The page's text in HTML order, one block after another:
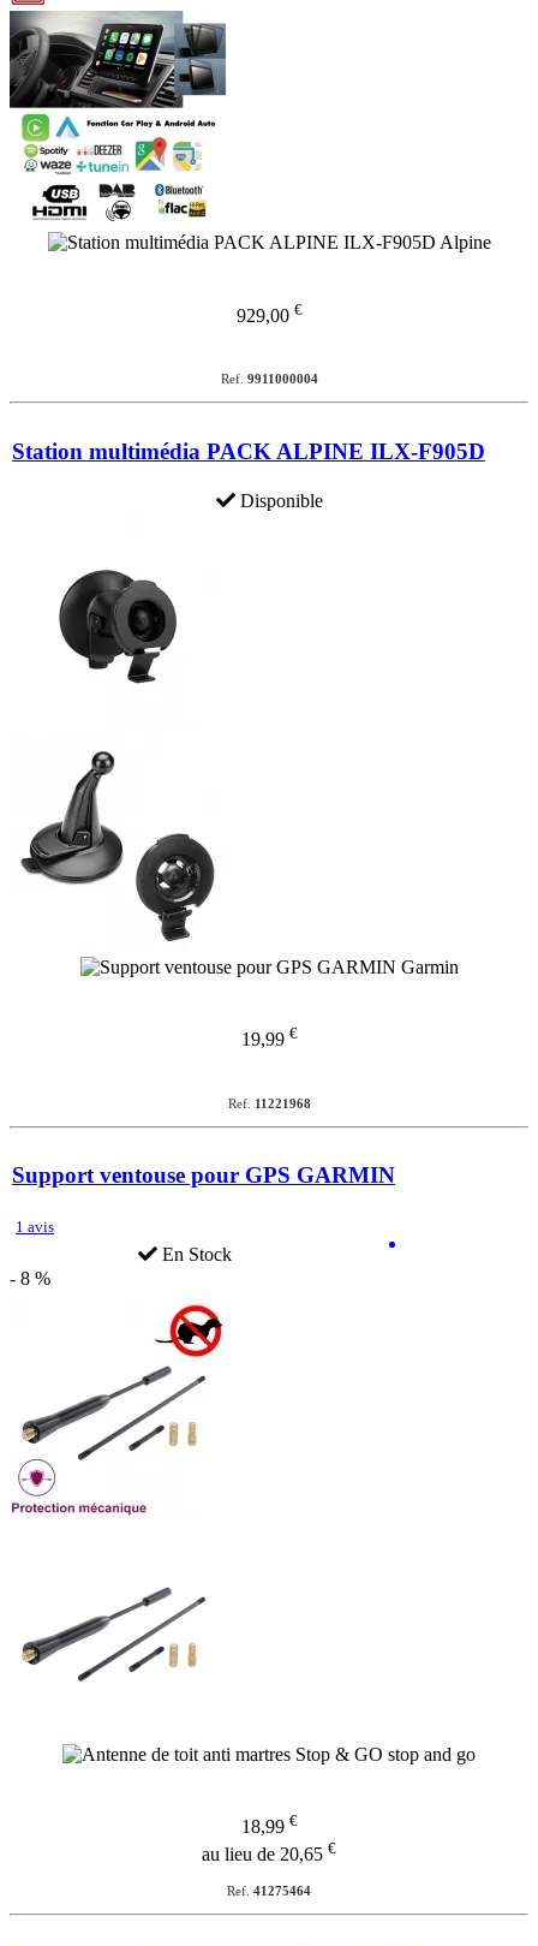
929,00 €
Ref. 9911000004
Station multimédia PACK ALPINE ILX-F905D
Disponible
19,99 €
Ref. 11221968
Support ventouse pour GPS GARMIN
1 avis
En Stock
- 8 %
18,99 €
au lieu de 20,65 €
Ref. 41275464